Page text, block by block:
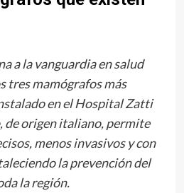
a la vanguardia en salud
tres mamógrafos más
en el Hospital Zatti
de origen italiano, permite
menos invasivos y con
la prevención del
la región.